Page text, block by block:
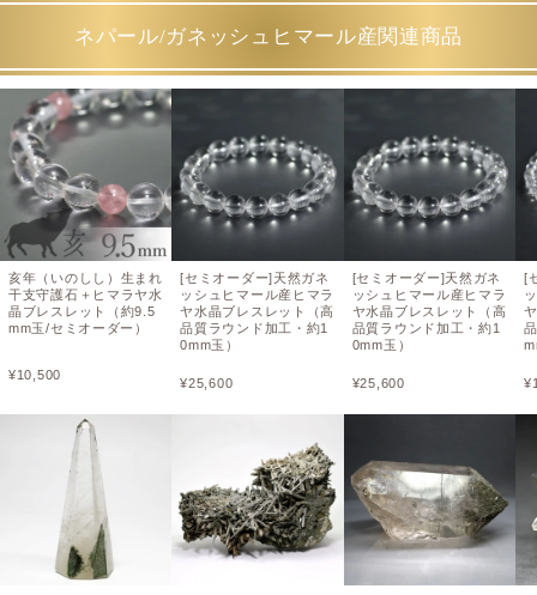
ネパール/ガネッシュヒマール産関連商品
亥年（いのしし）生まれ
干支守護石＋ヒマラヤ水
晶ブレスレット（約9.5
mm玉/セミオーダー）
¥10,500
[セミオーダー]天然ガネ
ッシュヒマール産ヒマラ
ヤ水晶ブレスレット（高
品質ラウンド加工・約1
0mm玉）
¥25,600
[セミオーダー]天然ガネ
ッシュヒマール産ヒマラ
ヤ水晶ブレスレット（高
品質ラウンド加工・約1
0mm玉）
¥25,600
[
¥